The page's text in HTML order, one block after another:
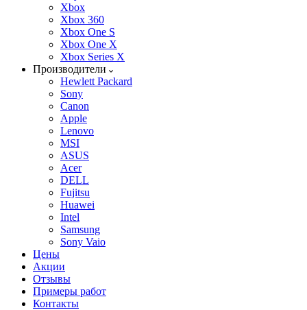
Xbox
Xbox 360
Xbox One S
Xbox One X
Xbox Series X
Производители
Hewlett Packard
Sony
Canon
Apple
Lenovo
MSI
ASUS
Acer
DELL
Fujitsu
Huawei
Intel
Samsung
Sony Vaio
Цены
Акции
Отзывы
Примеры работ
Контакты